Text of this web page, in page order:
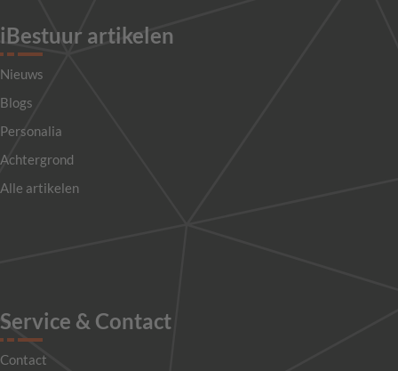
iBestuur artikelen
Nieuws
Blogs
Personalia
Achtergrond
Alle artikelen
Service & Contact
Contact